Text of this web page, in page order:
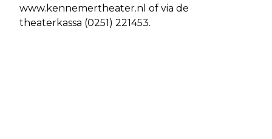
www.kennemertheater.nl of via de
theaterkassa (0251) 221453.